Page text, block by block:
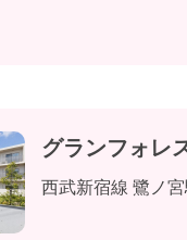
グランフォレ
西武新宿線 鷺ノ